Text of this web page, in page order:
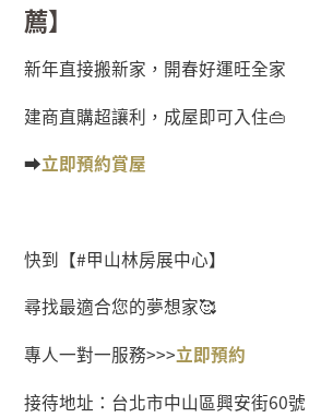
薦】
新年直接搬新家，開春好運旺全家
建商直購超讓利，成屋即可入住👜
➡️立即預約賞屋
快到【#甲山林房展中心】
尋找最適合您的夢想家🥰
專人一對一服務>>>立即預約
接待地址：台北市中山區興安街60號